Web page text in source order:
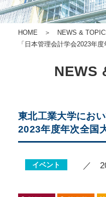
HOME ＞ NEWS &
「日本管理会計学会2023年
NEWS
東北工業大学にお
2023年度年次全国
イベント ／